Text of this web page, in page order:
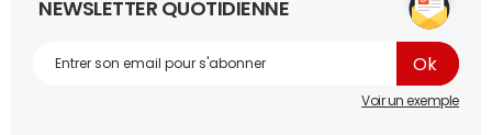
NEWSLETTER QUOTIDIENNE
Voir un exemple